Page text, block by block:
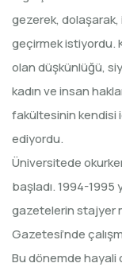
gezerek,
geçirmek istiyordu.
olan düşkünlüğü,
kadın ve insan
fakültesinin kendisi
ediyordu.
Üniversitede
başladı. 1994-1995
gazetelerin stajyer
Gazetesi’nde
Bu dönemde hayali